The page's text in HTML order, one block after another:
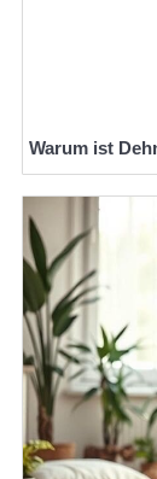
Warum ist